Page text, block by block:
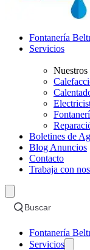
Fontanería
Servicios
Boletines de
Blog Anuncios
Contacto
Trabaja con
Buscar
Fontanería
Servicios